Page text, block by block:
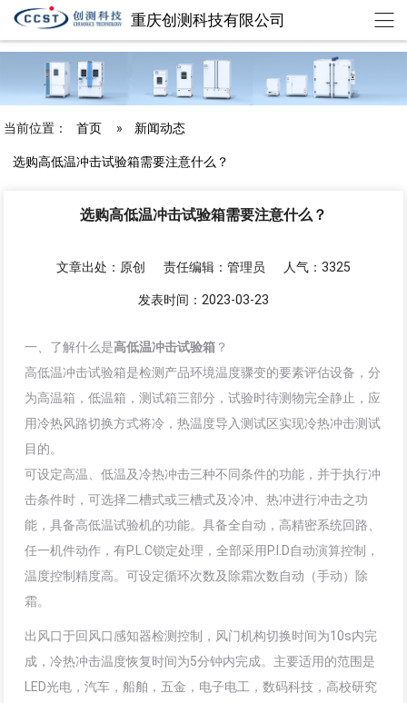
重庆创测科技有限公司
欢迎来到重庆创测科技有限公司 chuangce@cqccst.com
当前位置： 首页 » 新闻动态
选购高低温冲击试验箱需要注意什么？
选购高低温冲击试验箱需要注意什么？
文章出处：原创 责任编辑：管理员 人气：3325
发表时间：2023-03-23
一、了解什么是高低温冲击试验箱？
高低温冲击试验箱是检测产品环境温度骤变的要素评估设备，分
为高温箱，低温箱，测试箱三部分，试验时待测物完全静止，应
用冷热风路切换方式将冷，热温度导入测试区实现冷热冲击测试
目的。
可设定高温、低温及冷热冲击三种不同条件的功能，并于执行冲
击条件时，可选择二槽式或三槽式及冷冲、热冲进行冲击之功
能，具备高低温试验机的功能。具备全自动，高精密系统回路、
任一机件动作，有P.L.C锁定处理，全部采用P.I.D自动演算控制，
温度控制精度高。可设定循环次数及除霜次数自动（手动）除
霜。
出风口于回风口感知器检测控制，风门机构切换时间为10s内完
成，冷热冲击温度恢复时间为5分钟内完成。主要适用的范围是
LED光电，汽车，船舶，五金，电子电工，数码科技，高校研究